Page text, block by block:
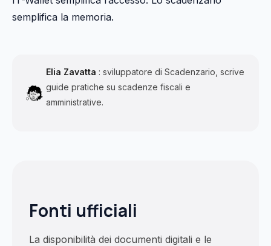
semplifica la memoria.
Elia Zavatta : sviluppatore di Scadenzario, scrive
guide pratiche su scadenze fiscali e
amministrative.
Fonti ufficiali
La disponibilità dei documenti digitali e le